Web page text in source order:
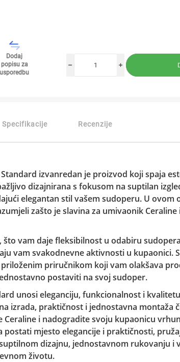
Dodaj
popisu za
usporedbu
i
h
Specifikacije Recenzije
izvanredan je proizvod koji spaja
dizajnirana s fokusom na suptilan
elegantan stil vašem sudoperu. U ovom
zašto je slavina za umivaonik Ceraline
vam daje fleksibilnost u odabiru
vam svakodnevne aktivnosti u kupaonici.
priručnikom koji vam olakšava
postaviti na svoj sudoper.
unosi eleganciju, funkcionalnost i
izrada, praktičnost i jednostavna montaža
i nadogradite svoju kupaonicu
mjesto elegancije i praktičnosti,
dizajnu, jednostavnom rukovanju i
životu.